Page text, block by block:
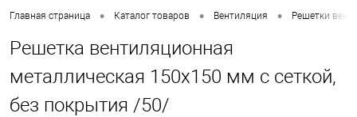
Главная страница • Каталог товаров • Вентиляция • Решетки
Решетка вентиляционная
металлическая 150х150 мм с сеткой,
без покрытия /50/